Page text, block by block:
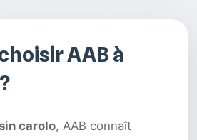
AAB à
carolo, AAB connaît